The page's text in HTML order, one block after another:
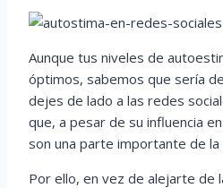
Aunque tus niveles de
óptimos, sabemos que sería
dejes de lado a las redes
que, a pesar de su influencia
son una parte importante de la
Por ello, en vez de alejarte de